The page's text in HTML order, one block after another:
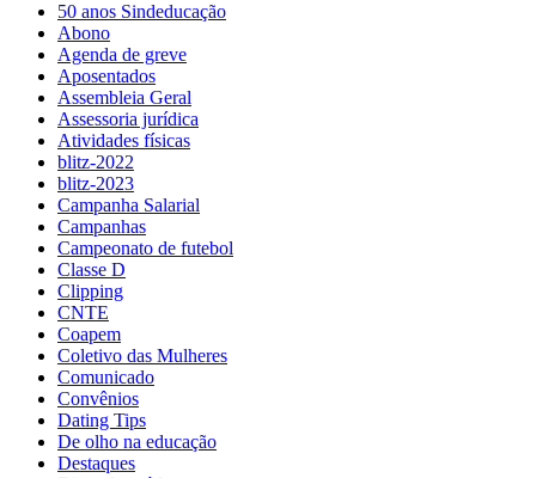
50 anos Sindeducação
Abono
Agenda de greve
Aposentados
Assembleia Geral
Assessoria jurídica
Atividades físicas
blitz-2022
blitz-2023
Campanha Salarial
Campanhas
Campeonato de futebol
Classe D
Clipping
CNTE
Coapem
Coletivo das Mulheres
Comunicado
Convênios
Dating Tips
De olho na educação
Destaques